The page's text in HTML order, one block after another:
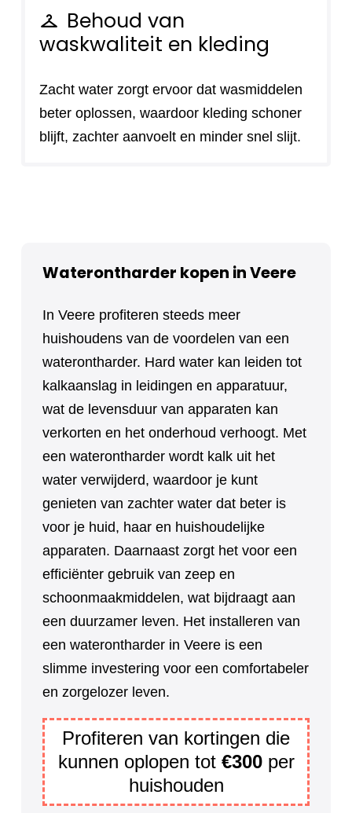
checkroom Behoud van
waskwaliteit en kleding
Zacht water zorgt ervoor dat wasmiddelen
beter oplossen, waardoor kleding schoner
blijft, zachter aanvoelt en minder snel slijt.
Waterontharder kopen in Veere
In Veere profiteren steeds meer
huishoudens van de voordelen van een
waterontharder. Hard water kan leiden tot
kalkaanslag in leidingen en apparatuur,
wat de levensduur van apparaten kan
verkorten en het onderhoud verhoogt. Met
een waterontharder wordt kalk uit het
water verwijderd, waardoor je kunt
genieten van zachter water dat beter is
voor je huid, haar en huishoudelijke
apparaten. Daarnaast zorgt het voor een
efficiënter gebruik van zeep en
schoonmaakmiddelen, wat bijdraagt aan
een duurzamer leven. Het installeren van
een waterontharder in Veere is een
slimme investering voor een comfortabeler
en zorgelozer leven.
Profiteren van kortingen die
kunnen oplopen tot €300 per
huishouden